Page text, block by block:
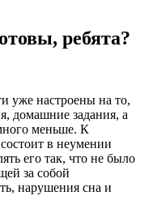
ребята?
уже настроены на то,
домашние задания, а
меньше. К
в неумении
его так, что не было
за собой
нарушения сна и